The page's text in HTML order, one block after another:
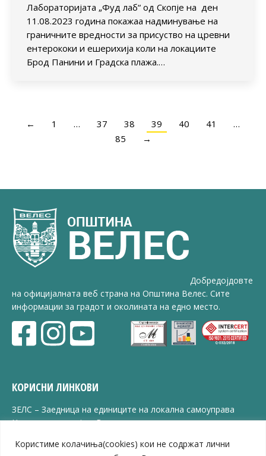
Користиме колачиња(cookies) кои не содржат лични
Лабораторијата „Фуд лаб“ од Скопје на ден
11.08.2023 година покажаа надминување на
граничните вредности за присуство на цревни
ентерококи и ешерихија коли на локациите
Брод Панини и Градска плажа.…
← 1 … 37 38 39 40 41
…
85
→
Добредојдовте
на официјалната веб страна на Општина Велес. Сите
информации за градот и околината на едно место.
КОРИСНИ ЛИНКОВИ
ЗЕЛС – Заедница на единиците на локална самоуправа
Центар за развој на Вардарски плански регион
ЈПССО „Парк – спорт и паркинзи“